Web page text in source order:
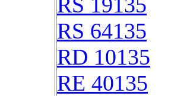
RS 64135
RD 10135
RE 40135